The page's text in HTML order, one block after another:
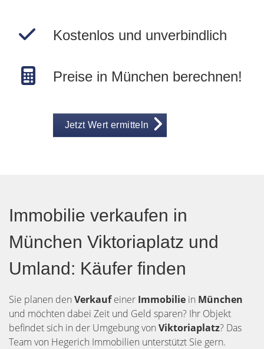
Kostenlos und unverbindlich
Preise in München berechnen!
Jetzt Wert ermitteln
Immobilie verkaufen in
München Viktoriaplatz und
Umland: Käufer finden
Sie planen den Verkaufeiner Immobilie in München
und möchten dabei Zeit und Geld sparen? Ihr Objekt
befindet sich in der Umgebung von Viktoriaplatz? Das
Team von Hegerich Immobilien unterstützt Sie gern.